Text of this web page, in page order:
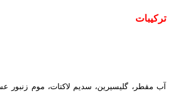
ترکیبات
آب مقطر، گلیسیرین، سدیم لاکتات، موم زنبور